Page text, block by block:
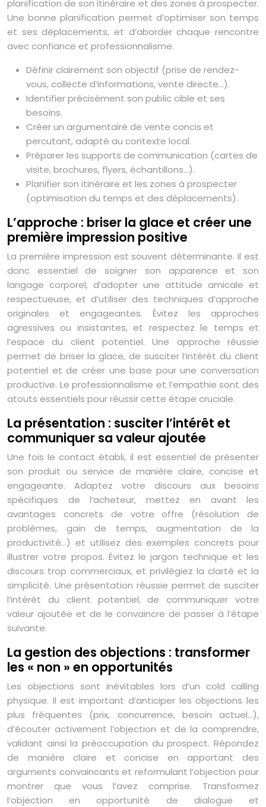
planification de son itinéraire et des zones à prospecter.
Une bonne planification permet d’optimiser son temps
et ses déplacements, et d’aborder chaque rencontre
avec confiance et professionnalisme.
Définir clairement son objectif (prise de rendez-
vous, collecte d’informations, vente directe…).
Identifier précisément son public cible et ses
besoins.
Créer un argumentaire de vente concis et
percutant, adapté au contexte local.
Préparer les supports de communication (cartes de
visite, brochures, flyers, échantillons…).
Planifier son itinéraire et les zones à prospecter
(optimisation du temps et des déplacements).
L’approche : briser la glace et créer une
première impression positive
La première impression est souvent déterminante. Il est
donc essentiel de soigner son apparence et son
langage corporel, d’adopter une attitude amicale et
respectueuse, et d’utiliser des techniques d’approche
originales et engageantes. Évitez les approches
agressives ou insistantes, et respectez le temps et
l’espace du client potentiel. Une approche réussie
permet de briser la glace, de susciter l’intérêt du client
potentiel et de créer une base pour une conversation
productive. Le professionnalisme et l’empathie sont des
atouts essentiels pour réussir cette étape cruciale.
La présentation : susciter l’intérêt et
communiquer sa valeur ajoutée
Une fois le contact établi, il est essentiel de présenter
son produit ou service de manière claire, concise et
engageante. Adaptez votre discours aux besoins
spécifiques de l’acheteur, mettez en avant les
avantages concrets de votre offre (résolution de
problèmes, gain de temps, augmentation de la
productivité…) et utilisez des exemples concrets pour
illustrer votre propos. Évitez le jargon technique et les
discours trop commerciaux, et privilégiez la clarté et la
simplicité. Une présentation réussie permet de susciter
l’intérêt du client potentiel, de communiquer votre
valeur ajoutée et de le convaincre de passer à l’étape
suivante.
La gestion des objections : transformer
les « non » en opportunités
Les objections sont inévitables lors d’un cold calling
physique. Il est important d’anticiper les objections les
plus fréquentes (prix, concurrence, besoin actuel…),
d’écouter activement l’objection et de la comprendre,
validant ainsi la préoccupation du prospect. Répondez
de manière claire et concise en apportant des
arguments convaincants et reformulant l’objection pour
montrer que vous l’avez comprise. Transformez
l’objection en opportunité de dialogue et